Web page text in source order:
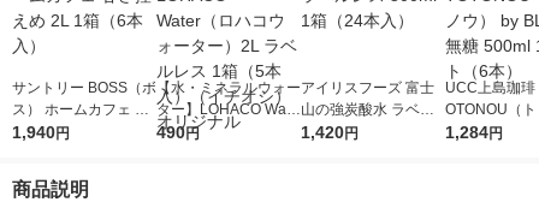
サントリー BOSS（ボ
ス） ホームカフェ 甘
さ控えめ 2L 1箱（6本
1,940円
【水・ミネラルウォー
ター】LOHACO Wate
r（ロハコウォータ
490円
アイリスフーズ 富士
山の強炭酸水 ラベル
レス 500ml 1箱（24
1,420円
UCC上島珈琲
OTONOU（
ウ） by
1,284円
商品説明